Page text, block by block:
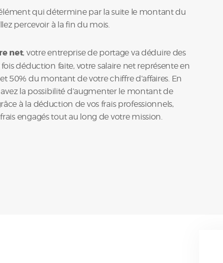
qui détermine par la suite le montant du
percevoir à la fin du mois.
net, votre entreprise de portage va déduire des
déduction faite, votre salaire net représente en
50% du montant de votre chiffre d’affaires. En
avez la possibilité d’augmenter le montant de
à la déduction de vos frais professionnels,
engagés tout au long de votre mission.